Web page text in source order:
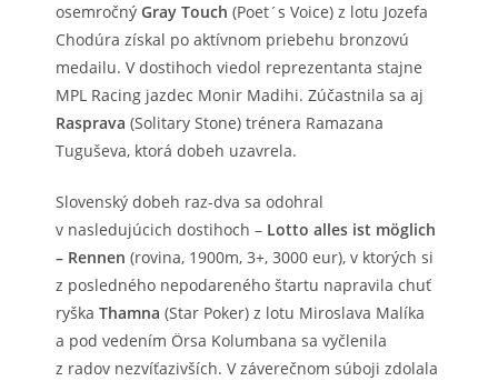
osemročný Gray Touch (Poet´s Voice) z lotu Jozefa
Chodúra získal po aktívnom priebehu bronzovú
medailu. V dostihoch viedol reprezentanta stajne
MPL Racing jazdec Monir Madihi. Zúčastnila sa aj
Rasprava (Solitary Stone) trénera Ramazana
Tuguševa, ktorá dobeh uzavrela.
Slovenský dobeh raz-dva sa odohral
v nasledujúcich dostihoch – Lotto alles ist möglich
– Rennen (rovina, 1900m, 3+, 3000 eur), v ktorých si
z posledného nepodareného štartu napravila chuť
ryška Thamna (Star Poker) z lotu Miroslava Malíka
a pod vedením Örsa Kolumbana sa vyčlenila
z radov nezvíťazivších. V záverečnom súboji zdolala